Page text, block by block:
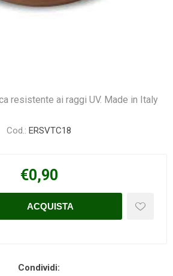
resistente ai raggi UV. Made in Italy
Cod.: ERSVTC18
€0,90
Condividi: